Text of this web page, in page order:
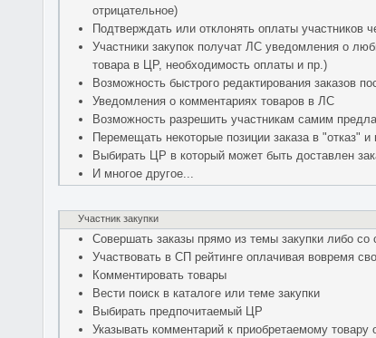
отрицательное)
Подтверждать или отклонять оплаты участников
Участники закупок получат ЛС уведомления о
товара в ЦР, необходимость оплаты и пр.)
Возможность быстрого редактирования заказов
Уведомления о комментариях товаров в ЛС
Возможность разрешить участникам самим
Перемещать некоторые позиции заказа в "отказ" и
Выбирать ЦР в который может быть доставлен
И многое другое...
Участник закупки
Совершать заказы прямо из темы закупки либо со
Участвовать в СП рейтинге оплачивая вовремя
Комментировать товары
Вести поиск в каталоге или теме закупки
Выбирать предпочитаемый ЦР
Указывать комментарий к приобретаемому товару